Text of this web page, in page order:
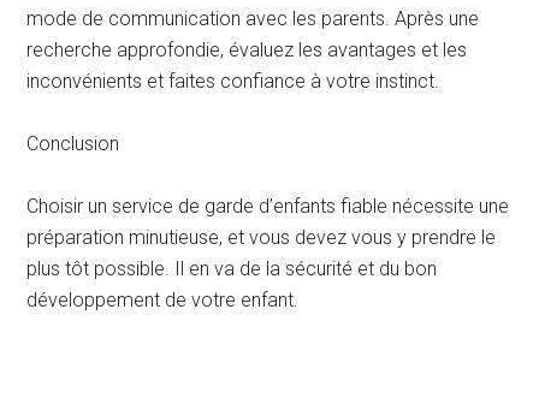
mode de communication avec les parents. Après une
recherche approfondie, évaluez les avantages et les
inconvénients et faites confiance à votre instinct.
Conclusion
Choisir un service de garde d’enfants fiable nécessite une
préparation minutieuse, et vous devez vous y prendre le
plus tôt possible. Il en va de la sécurité et du bon
développement de votre enfant.